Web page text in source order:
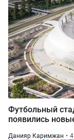
Футбольный
появились
Данияр Каримжан